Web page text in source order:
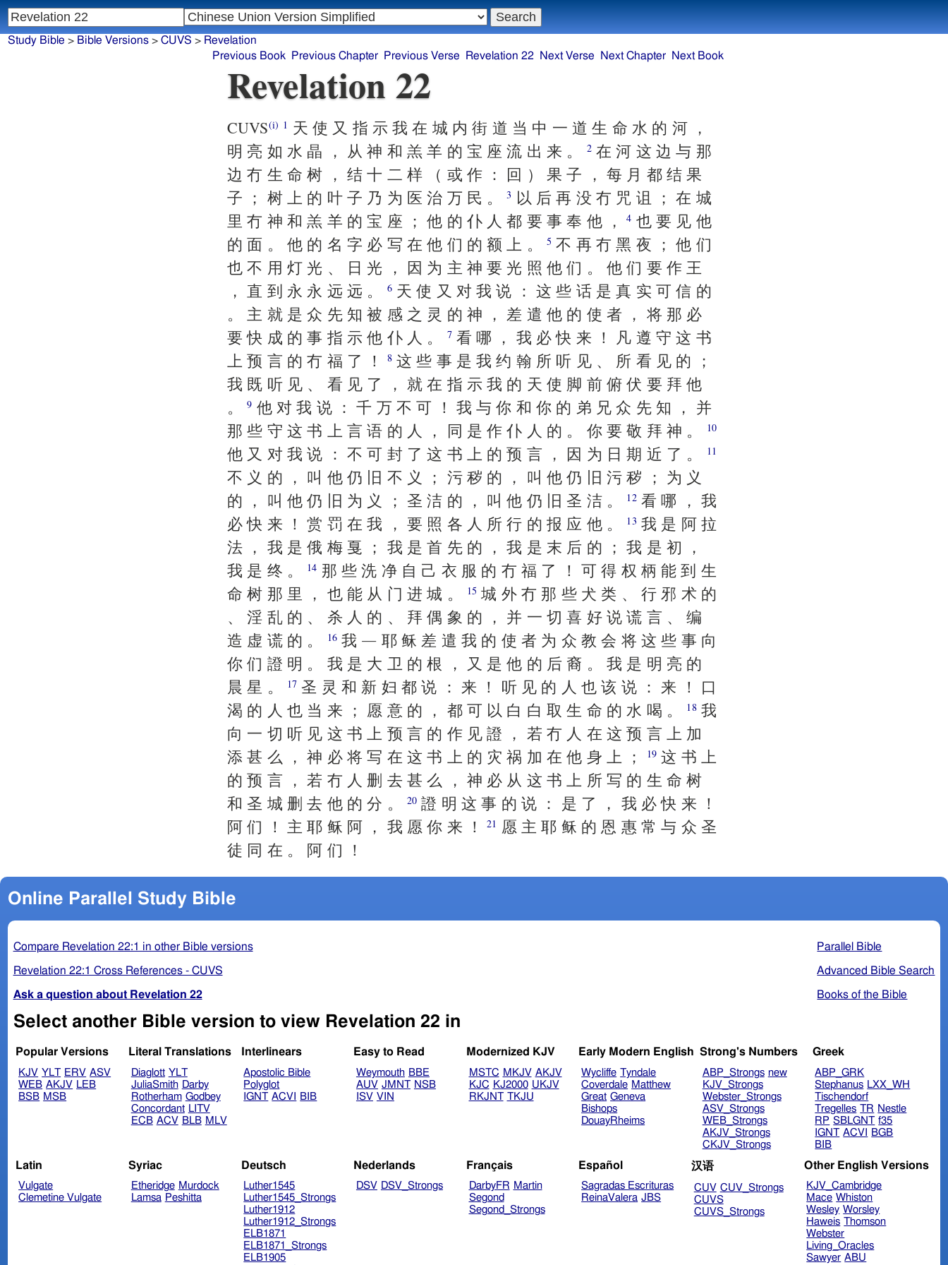
Study Bible > Bible Versions> CUVS > Revelation
Previous Book
Previous Chapter Previous Verse Revelation 22 Next Verse Next Chapter Next Book
Revelation 22
CUVS(i) 1 天 使 又 指 示 我 在 城 内 街 道 当 中 一 道 生 命 水 的 河 ，
明 亮 如 水 晶 ， 从 神 和 羔 羊 的 宝 座 流 出 来 。
2在 河 这 边 与 那
边 冇 生 命 树 ， 结 十 二 样 （ 或 作 ： 回 ） 果 子 ， 每 月 都 结 果
子 ； 树 上 的 叶 子 乃 为 医 治 万 民 。3 以 后 再 没 冇 咒 诅 ； 在 城
里 冇 神 和 羔 羊 的 宝 座 ； 他 的 仆 人 都 要 事 奉 他 ，4 也 要 见 他
的 面 。 他 的 名 字 必 写 在 他 们 的 额 上 。5 不 再 冇 黑 夜 ； 他 们
也 不 用 灯 光 、 日 光 ， 因 为 主 神 要 光 照 他 们 。 他 们 要 作 王
， 直 到 永 永 远 远 。
6天 使 又 对 我 说 ： 这 些 话 是 真 实 可 信 的
。 主 就 是 众 先 知 被 感 之 灵 的 神 ， 差 遣 他 的 使 者 ， 将 那 必
要 快 成 的 事 指 示 他 仆 人 。
7看 哪 ， 我 必 快 来 ！ 凡 遵 守 这 书
上 预 言 的 冇 福 了 ！
8这 些 事 是 我 约 翰 所 听 见 、 所 看 见 的 ；
我 既 听 见 、 看 见 了 ， 就 在 指 示 我 的 天 使 脚 前 俯 伏 要 拜 他
。9 他 对 我 说 ： 千 万 不 可 ！ 我 与 你 和 你 的 弟 兄 众 先 知 ， 并
那 些 守 这 书 上 言 语 的 人 ， 同 是 作 仆 人 的 。 你 要 敬 拜 神 。
10
他 又 对 我 说 ： 不 可 封 了 这 书 上 的 预 言 ， 因 为 日 期 近 了 。 11
不 义 的 ， 叫 他 仍 旧 不 义 ； 污 秽 的 ， 叫 他 仍 旧 污 秽 ； 为 义
的 ， 叫 他 仍 旧 为 义 ； 圣 洁 的 ， 叫 他 仍 旧 圣 洁 。
12看 哪 ， 我
必 快 来 ！ 赏 罚 在 我 ， 要 照 各 人 所 行 的 报 应 他 。
13 我 是 阿 拉
法 ， 我 是 俄 梅 戛 ； 我 是 首 先 的 ， 我 是 末 后 的 ； 我 是 初 ，
我 是 终 。
14 那 些 洗 净 自 己 衣 服 的 冇 福 了 ！ 可 得 权 柄 能 到 生
命 树 那 里 ， 也 能 从 门 进 城 。
15 城 外 冇 那 些 犬 类 、 行 邪 术 的
、 淫 乱 的 、 杀 人 的 、 拜 偶 象 的 ， 并 一 切 喜 好 说 谎 言 、 编
造 虚 谎 的 。
16我 ― 耶 稣 差 遣 我 的 使 者 为 众 教 会 将 这 些 事 向
你 们 證 明 。 我 是 大 卫 的 根 ， 又 是 他 的 后 裔 。 我 是 明 亮 的
晨 星 。
17 圣 灵 和 新 妇 都 说 ： 来 ！ 听 见 的 人 也 该 说 ： 来 ！ 口
渴 的 人 也 当 来 ； 愿 意 的 ， 都 可 以 白 白 取 生 命 的 水 喝 。
18我
向 一 切 听 见 这 书 上 预 言 的 作 见 證 ， 若 冇 人 在 这 预 言 上 加
添 甚 么 ， 神 必 将 写 在 这 书 上 的 灾 祸 加 在 他 身 上 ；
19 这 书 上
的 预 言 ， 若 冇 人 删 去 甚 么 ， 神 必 从 这 书 上 所 写 的 生 命 树
和 圣 城 删 去 他 的 分 。
20 證 明 这 事 的 说 ： 是 了 ， 我 必 快 来 ！
阿 们 ！ 主 耶 稣 阿 ， 我 愿 你 来 ！21 愿 主 耶 稣 的 恩 惠 常 与 众 圣
徒 同 在 。 阿 们 ！
Online Parallel Study Bible
Parallel Bible
Advanced Bible Search
Books of the Bible
Compare Revelation 22:1 in other Bible versions
Revelation 22:1 Cross References - CUVS
Ask a question about Revelation 22
Select another Bible version to view Revelation 22 in
Popular Versions
KJV YLT ERV ASV
WEB AKJV LEB
BSB MSB
Literal Translations
Diaglott YLT
JuliaSmith Darby
Rotherham Godbey
Concordant LITV
ECB ACV BLB MLV
Interlinears
Apostolic Bible
Polyglot
IGNT ACVI BIB
Easy to Read
Weymouth BBE
AUV JMNT NSB
ISV VIN
Modernized KJV
MSTC MKJV AKJV
KJC KJ2000 UKJV
RKJNT TKJU
Early Modern English
Wycliffe Tyndale
Coverdale Matthew
Great Geneva
Bishops
DouayRheims
Strong's Numbers
ABP_Strongs new
KJV_Strongs
Webster_Strongs
ASV_Strongs
WEB_Strongs
AKJV_Strongs
CKJV_Strongs
Greek
ABP_GRK
Stephanus LXX_WH
Tischendorf
Tregelles TR Nestle
RP SBLGNT f35
IGNT ACVI
BGB
BIB
Latin
Vulgate
Clemetine Vulgate
Syriac
Etheridge Murdock
Lamsa Peshitta
Deutsch
Luther1545
Luther1545_Strongs
Luther1912
Luther1912_Strongs
ELB1871
ELB1871_Strongs
ELB1905
Nederlands
DSV DSV_Strongs
Français
DarbyFR Martin
Segond
Segond_Strongs
Español
Sagradas Escrituras
ReinaValera JBS
汉语
CUV CUV_Strongs
CUVS
CUVS_Strongs
Other English Versions
KJV_Cambridge
Mace Whiston
Wesley Worsley
Haweis Thomson
Webster
Living_Oracles
Sawyer ABU